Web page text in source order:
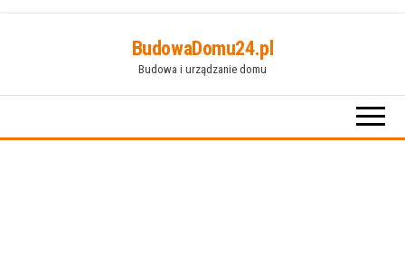
BudowaDomu24.pl
Budowa i urządzanie domu